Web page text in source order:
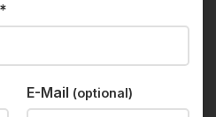
*
E-Mail (optional)